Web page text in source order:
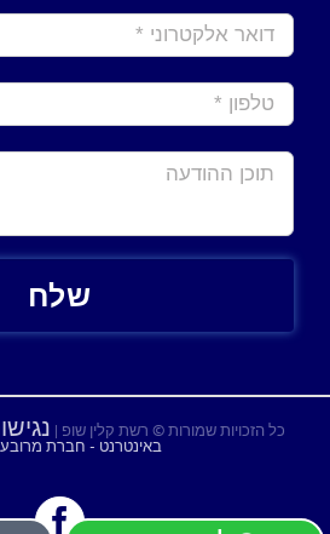
כל הזכויות שמורות © רשת קלין שופ |
באינטרנט - חברת